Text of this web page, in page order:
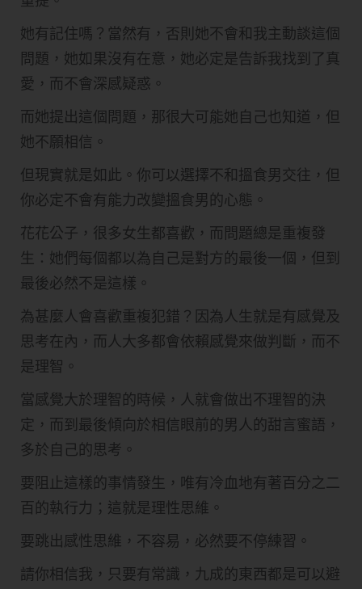
她有記住嗎？當然有，否則她不會和我主動談這個
問題，她如果沒有在意，她必定是告訴我找到了真
愛，而不會深感疑惑。
而她提出這個問題，那很大可能她自己也知道，但
她不願相信。
但現實就是如此。你可以選擇不和搵食男交往，但
你必定不會有能力改變搵食男的心態。
花花公子，很多女生都喜歡，而問題總是重複發
生：她們每個都以為自己是對方的最後一個，但到
最後必然不是這樣。
為甚麼人會喜歡重複犯錯？因為人生就是有感覺及
思考在內，而人大多都會依賴感覺來做判斷，而不
是理智。
當感覺大於理智的時候，人就會做出不理智的決
定，而到最後傾向於相信眼前的男人的甜言蜜語，
多於自己的思考。
要阻止這樣的事情發生，唯有冷血地有著百分之二
百的執行力；這就是理性思維。
要跳出感性思維，不容易，必然要不停練習。
請你相信我，只要有常識，九成的東西都是可以避